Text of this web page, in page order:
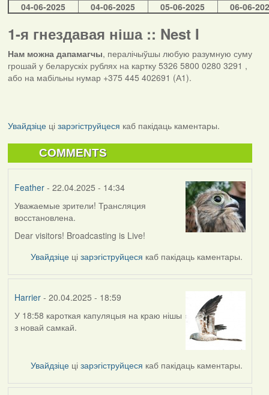
04-06-2025 04-06-2025 05-06-2025 06-06-
1-я гнездавая ніша :: Nest I
Нам можна дапамагчы, пералічыўшы любую разумную суму
грошай у беларускіх рублях на картку 5326 5800 0280 3291 ,
або на мабільны нумар +375 445 402691 (А1).
Увайдзіцеці зарэгіструйцеся каб пакідаць каментары.
COMMENTS
Feather- 22.04.2025 - 14:34
Уважаемые зрители! Трансляция
восстановлена.
Dear visitors! Broadcasting is Live!
Увайдзіце цізарэгіструйцеся каб пакідаць каментары.
Harrier- 20.04.2025 - 18:59
У 18:58 кароткая капуляцыя на краю нішы
з новай самкай.
Увайдзіце цізарэгіструйцеся каб пакідаць каментары.